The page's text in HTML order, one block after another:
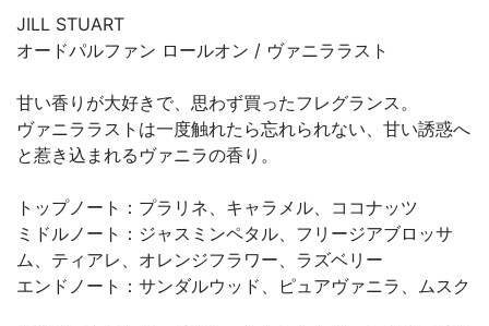
JILL STUART
オードパルファン ロールオン / ヴァニララスト
甘い香りが大好きで、思わず買ったフレグランス。
ヴァニララストは一度触れたら忘れられない、甘い誘惑へ
と惹き込まれるヴァニラの香り。
トップノート：プラリネ、キャラメル、ココナッツ
ミドルノート：ジャスミンペタル、フリージアブロッサ
ム、ティアレ、オレンジフラワー、ラズベリー
エンドノート：サンダルウッド、ピュアヴァニラ、ムスク